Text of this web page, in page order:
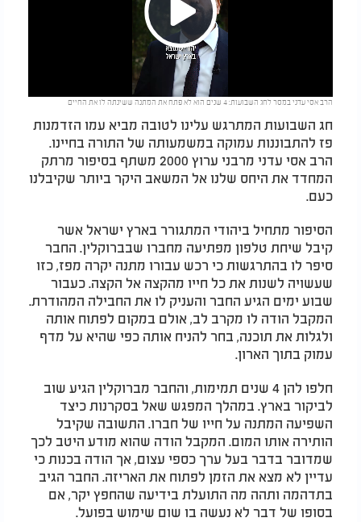
Play
Video
הרב אסי עדני במסר לחג השבועות: 4 שנים הוא לא פתח את המתנה ששינתה לו את החיים
חג השבועות המתרגש עלינו לטובה מביא עמו הזדמנות
פז להתבוננות עמוקה במשמעותה של התורה בחיינו.
הרב אסי עדני מרבני ערוץ 2000 משתף בסיפור מרתק
המחדד את היחס שלנו אל המשאב היקר ביותר שקיבלנו
כעם.
הסיפור מתחיל ביהודי המתגורר בארץ ישראל אשר
קיבל שיחת טלפון מפתיעה מחברו שבברוקלין. החבר
סיפר לו בהתרגשות כי רכש עבורו מתנה יקרה מפז, כזו
שעשויה לשנות את כל חייו מהקצה אל הקצה. כעבור
שבוע ימים הגיע החבר והעניק לו את החבילה המהודרת.
המקבל הודה לו מקרב לב, אולם במקום לפתוח אותה
ולגלות את תוכנה, בחר להניח אותה כפי שהיא על מדף
עמוק בתוך הארון.
חלפו להן 4 שנים תמימות, והחבר מברוקלין הגיע שוב
לביקור בארץ. במהלך המפגש שאל בסקרנות כיצד
השפיעה המתנה על חייו של חברו. התשובה שקיבל
הותירה אותו המום. המקבל הודה שהוא מודע היטב לכך
שמדובר בדבר בעל ערך כספי עצום, אך הודה בכנות כי
עדיין לא מצא את הזמן לפתוח את האריזה. החבר הגיב
בתדהמה ותהה מה התועלת בידיעה שהחפץ יקר, אם
בסופו של דבר לא נעשה בו שום שימוש בפועל.